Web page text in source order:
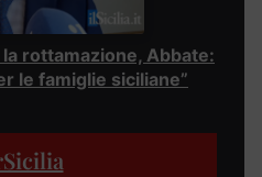
la rottamazione, Abbate:
le famiglie siciliane”